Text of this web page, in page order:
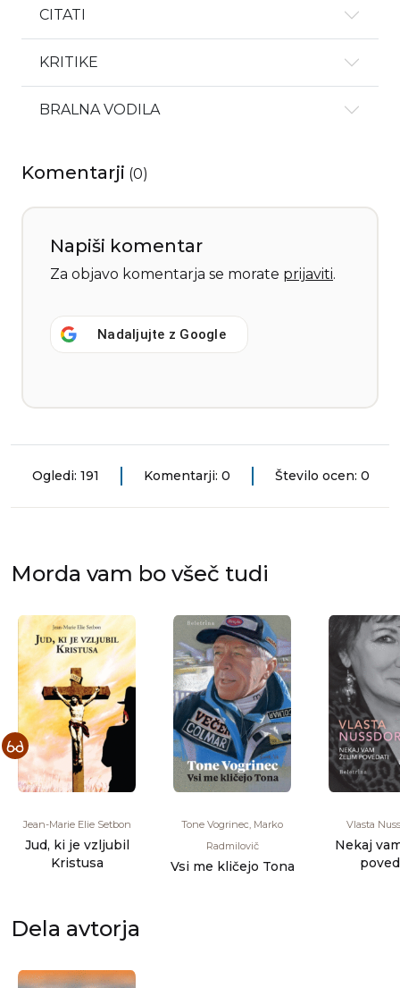
CITATI
KRITIKE
BRALNA VODILA
Komentarji (0)
Napiši komentar
Za objavo komentarja se morate prijaviti.
Nadaljujte z Google
Ogledi: 191 Komentarji: 0 Število ocen: 0
Morda vam bo všeč tudi
Jean-Marie Elie Setbon
Jud, ki je vzljubil
Kristusa
Tone Vogrinec, Marko
Radmilovič
Vsi me kličejo Tona
Vlasta
Nekaj
Dela avtorja